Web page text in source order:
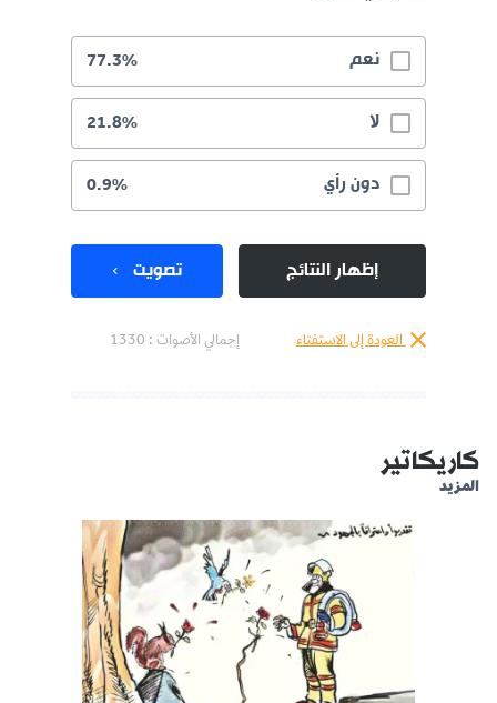
نعم 77.3%
لا 21.8%
دون رأي 0.9%
إظهار النتائج تصويت
العودة إلى الاستفتاء إجمالي الأصوات : 1330
كاريكاتير
المزيد